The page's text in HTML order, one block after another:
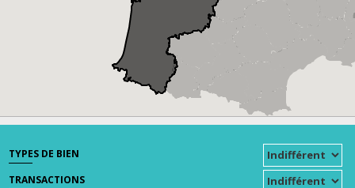
TYPES DE BIEN
TRANSACTIONS